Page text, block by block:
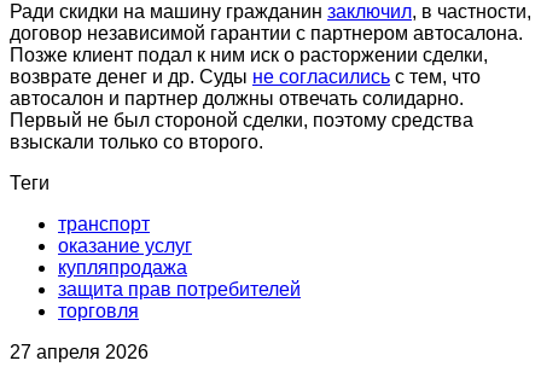
Ради скидки на машину гражданин заключил, в частности,
договор независимой гарантии с партнером автосалона.
Позже клиент подал к ним иск о расторжении сделки,
возврате денег и др. Суды не согласились с тем, что
автосалон и партнер должны отвечать солидарно.
Первый не был стороной сделки, поэтому средства
взыскали только со второго.
Теги
транспорт
оказание услуг
купляпродажа
защита прав потребителей
торговля
27 апреля 2026